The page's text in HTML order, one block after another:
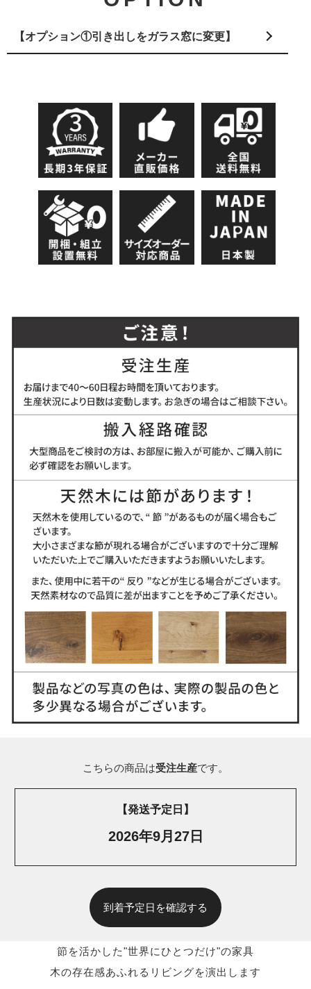
【オプション①引き出しをガラス窓に変更】
こちらの商品は受注生産です。
【発送予定日】
2026年9月27日
到着予定日を確認する
節を活かした"世界にひとつだけ"の家具
木の存在感あふれるリビングを演出します